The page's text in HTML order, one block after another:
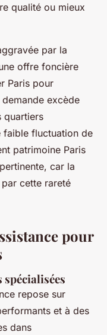
qualité ou mieux
par la
offre foncière
Paris pour
excède
quartiers
faible fluctuation de
patrimoine Paris
car la
cette rareté
pour
spécialisées
repose sur
et à des
dans